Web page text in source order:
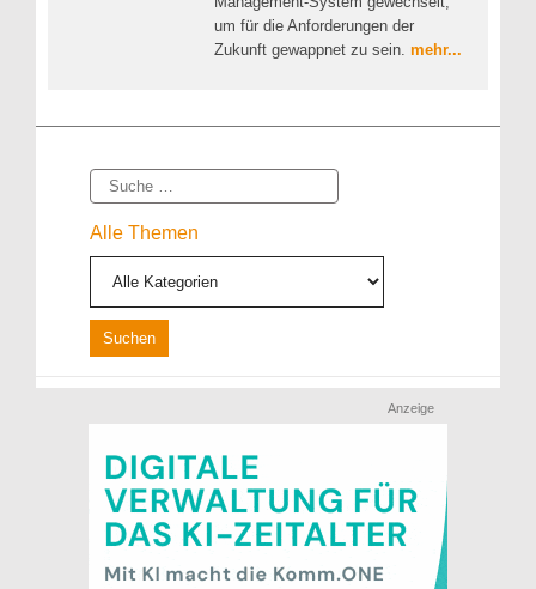
um für die Anforderungen der
Zukunft gewappnet zu sein. mehr...
Suche
Alle Themen
Anzeige